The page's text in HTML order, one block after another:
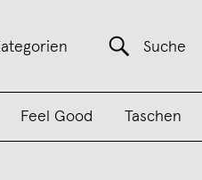
Suche
Feel Good Taschen